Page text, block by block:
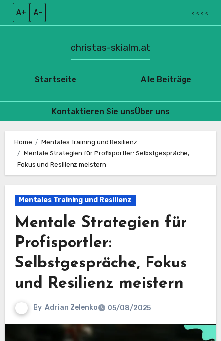
A+ A– < < < <
Startseite
christas-skialm.at
Alle Beiträge
Kontaktieren Sie unsÜber uns
content
Home
Mentales Training und Resilienz
Mentale Strategien für Profisportler: Selbstgespräche,
Fokus und Resilienz meistern
Mentales Training und Resilienz
Mentale Strategien für
Profisportler:
Selbstgespräche, Fokus
und Resilienz meistern
By Adrian Zelenko 05/08/2025